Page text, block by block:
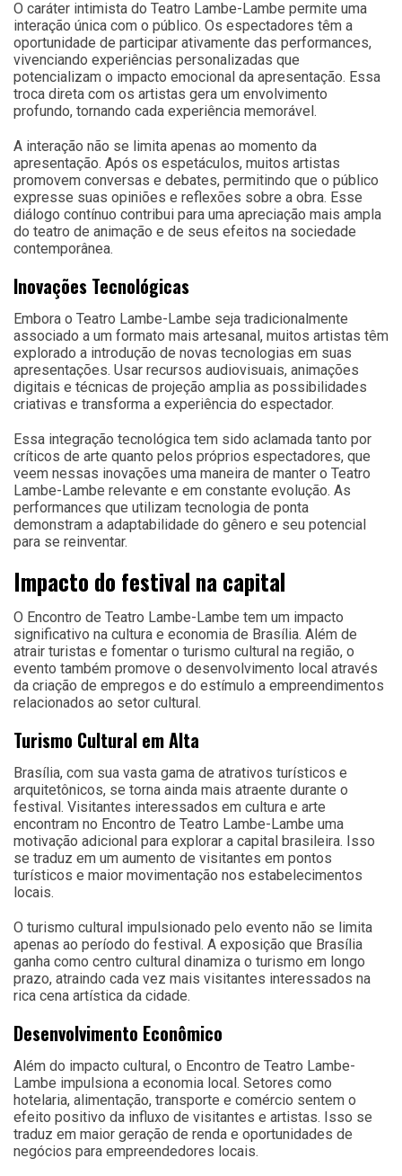
O caráter intimista do Teatro Lambe-Lambe permite uma
interação única com o público. Os espectadores têm a
oportunidade de participar ativamente das performances,
vivenciando experiências personalizadas que
potencializam o impacto emocional da apresentação. Essa
troca direta com os artistas gera um envolvimento
profundo, tornando cada experiência memorável.
A interação não se limita apenas ao momento da
apresentação. Após os espetáculos, muitos artistas
promovem conversas e debates, permitindo que o público
expresse suas opiniões e reflexões sobre a obra. Esse
diálogo contínuo contribui para uma apreciação mais ampla
do teatro de animação e de seus efeitos na sociedade
contemporânea.
Inovações Tecnológicas
Embora o Teatro Lambe-Lambe seja tradicionalmente
associado a um formato mais artesanal, muitos artistas têm
explorado a introdução de novas tecnologias em suas
apresentações. Usar recursos audiovisuais, animações
digitais e técnicas de projeção amplia as possibilidades
criativas e transforma a experiência do espectador.
Essa integração tecnológica tem sido aclamada tanto por
críticos de arte quanto pelos próprios espectadores, que
veem nessas inovações uma maneira de manter o Teatro
Lambe-Lambe relevante e em constante evolução. As
performances que utilizam tecnologia de ponta
demonstram a adaptabilidade do gênero e seu potencial
para se reinventar.
Impacto do festival na capital
O Encontro de Teatro Lambe-Lambe tem um impacto
significativo na cultura e economia de Brasília. Além de
atrair turistas e fomentar o turismo cultural na região, o
evento também promove o desenvolvimento local através
da criação de empregos e do estímulo a empreendimentos
relacionados ao setor cultural.
Turismo Cultural em Alta
Brasília, com sua vasta gama de atrativos turísticos e
arquitetônicos, se torna ainda mais atraente durante o
festival. Visitantes interessados em cultura e arte
encontram no Encontro de Teatro Lambe-Lambe uma
motivação adicional para explorar a capital brasileira. Isso
se traduz em um aumento de visitantes em pontos
turísticos e maior movimentação nos estabelecimentos
locais.
O turismo cultural impulsionado pelo evento não se limita
apenas ao período do festival. A exposição que Brasília
ganha como centro cultural dinamiza o turismo em longo
prazo, atraindo cada vez mais visitantes interessados na
rica cena artística da cidade.
Desenvolvimento Econômico
Além do impacto cultural, o Encontro de Teatro Lambe-
Lambe impulsiona a economia local. Setores como
hotelaria, alimentação, transporte e comércio sentem o
efeito positivo da influxo de visitantes e artistas. Isso se
traduz em maior geração de renda e oportunidades de
negócios para empreendedores locais.